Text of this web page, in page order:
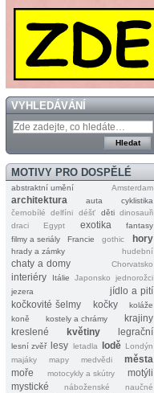
VYHLEDÁVÁNÍ
MOTIVY PRO DOSPĚLÉ
abstraktní umění Amsterdam
architektura auta
cyklistika
černobílé
delfíni déšť děti dinosauři
draci
Egypt exotika
fantasy
filmy a seriály
Francie gothic hory
hrady a zámky hudební
chaty a domy Chorvatsko
interiéry Itálie Japonsko
jednorožci
jezera
jídlo a pití
kočkovité šelmy
kočky
koláže
koně
kostely a chrámy
krajiny
kreslené
květiny legrační
lesní zvěř lesy letadla lodě Londýn
majáky
mapy medvědi
města
moře
motocykly a skútry
motýli
mystické
náboženské
naučné